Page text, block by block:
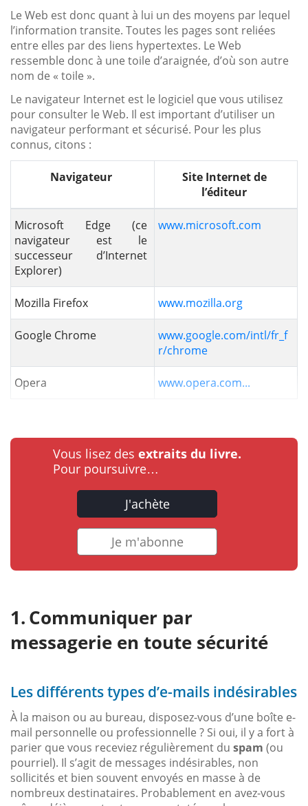
Le Web est donc quant à lui un des moyens par lequel
l’information transite. Toutes les pages sont reliées
entre elles par des liens hypertextes. Le Web
ressemble donc à une toile d’araignée, d’où son autre
nom de « toile ».
Le navigateur Internet est le logiciel que vous utilisez
pour consulter le Web. Il est important d’utiliser un
navigateur performant et sécurisé. Pour les plus
connus, citons :
Navigateur
Site Internet de
l’éditeur
Microsoft Edge (ce
navigateur est le
successeur d’Internet
Explorer)
www.microsoft.com
Mozilla Firefox www.mozilla.org
Google Chrome
www.google.com/intl/fr_f
r/chrome
Opera www.opera.com...
Vous lisez des extraits du livre.
Pour poursuivre…
J'achète
Je m'abonne
Communiquer par
messagerie en toute sécurité
Les différents types d’e-mails indésirables
À la maison ou au bureau, disposez-vous d’une boîte e-
mail personnelle ou professionnelle ? Si oui, il y a fort à
parier que vous receviez régulièrement du spam (ou
pourriel). Il s’agit de messages indésirables, non
sollicités et bien souvent envoyés en masse à de
nombreux destinataires. Probablement en avez-vous